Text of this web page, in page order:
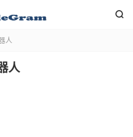

人
人